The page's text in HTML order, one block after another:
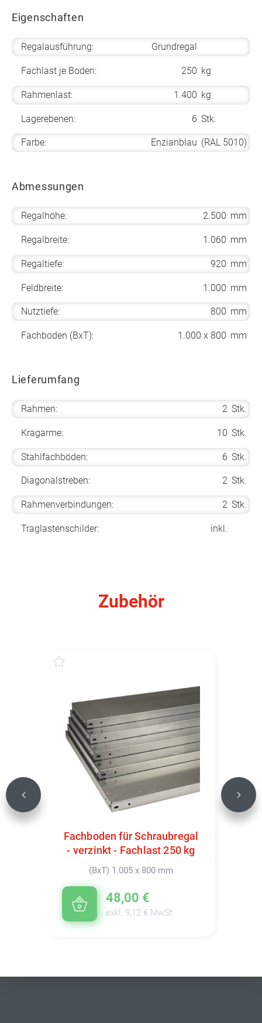
Eigenschaften
Regalausführung: Grundregal
Fachlast je Boden: 250 kg
Rahmenlast: 1.400 kg
Lagerebenen: 6 Stk.
Farbe: Enzianblau (RAL 5010)
Abmessungen
Regalhöhe: 2.500 mm
Regalbreite: 1.060 mm
Regaltiefe: 920 mm
Feldbreite: 1.000 mm
Nutztiefe: 800 mm
Fachboden (BxT): 1.000 x 800 mm
Lieferumfang
Rahmen: 2 Stk.
Kragarme: 10 Stk.
Stahlfachböden: 6 Stk.
Diagonalstreben: 2 Stk.
Rahmenverbindungen: 2 Stk.
Traglastenschilder: inkl.
Zubehör
Fachboden für Schraubregal
- verzinkt - Fachlast 250 kg
(BxT) 1.005 x 800 mm
48,00 €
exkl. 9,12 € MwSt.
Previous Next